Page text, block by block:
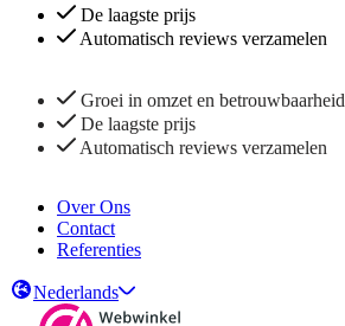
De laagste prijs
Automatisch reviews verzamelen
Groei in omzet en betrouwbaarheid
De laagste prijs
Automatisch reviews verzamelen
Over Ons
Contact
Referenties
Nederlands